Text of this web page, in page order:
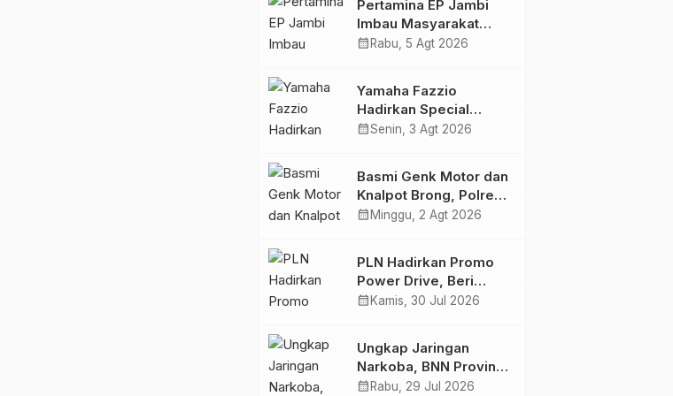
Pertamina EP Jambi
Imbau Masyarakat
Tidak Beraktivitas di
Bersama
calendar_month Rabu, 5 Agt 2026
Yamaha Fazzio
Hadirkan Special
Edition Sunset Blue,
Semakin Skena
calendar_monthSenin, 3 Agt 2026
Basmi Genk Motor dan
Knalpot Brong, Polres
Tanjab Barat Amankan
calendar_month Minggu, 2 Agt 2026
PLN Hadirkan Promo
Power Drive, Beri
Diskon Tambah Daya
calendar_month Kamis, 30 Jul 2026
Ungkap Jaringan
Narkoba, BNN Provinsi
Jambi dan Bea Cukai
calendar_month Rabu, 29 Jul 2026